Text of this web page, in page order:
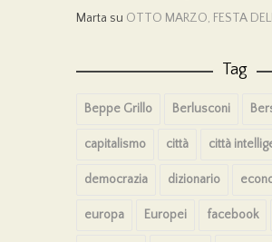
Marta su OTTO MARZO, FESTA
Tag
Beppe Grillo Berlusconi
capitalismo città città
democrazia dizionario
europa Europei facebook